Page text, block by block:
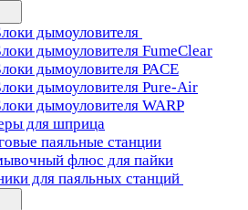
дымоуловителя
дымоуловителя FumeClear
дымоуловителя PACE
дымоуловителя Pure-Air
дымоуловителя WARP
для шприца
паяльные станции
флюс для пайки
для паяльных станций